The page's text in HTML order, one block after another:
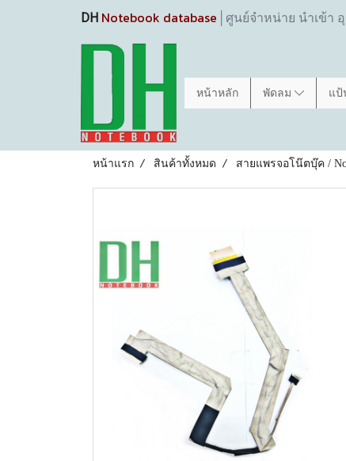
DH Notebook database │ศูนย์จำหน่าย นำเข้
หน้าหลัก พัดลม แ
หน้าแรก สินค้าทั้งหมด สายแพรจอโน๊ตบุ๊ค /